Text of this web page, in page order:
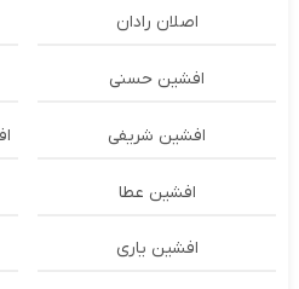
اصلان رادان
افشین حسنی
افشین شریفی
افشین عطا
افشین یاری